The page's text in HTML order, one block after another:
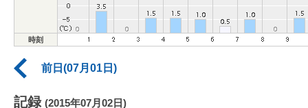
時刻
前日(07月01日)
記録 (2015年07月02日)